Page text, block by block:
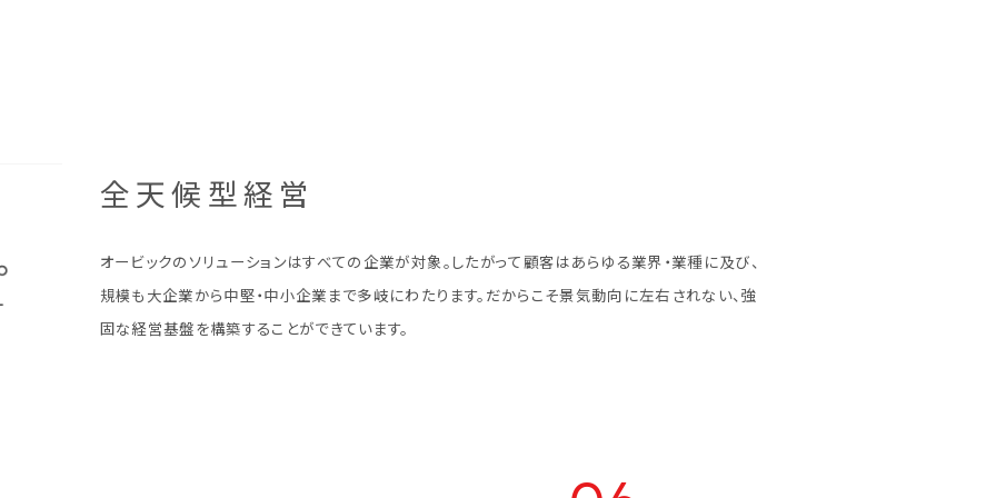
全天候型経営
オービックのソリューションはすべての企業が対象。したがって顧客はあらゆる業界・業種に及び、
規模も大企業から中堅・中小企業まで多岐にわたります。だからこそ景気動向に左右されない、強
固な経営基盤を構築することができています。